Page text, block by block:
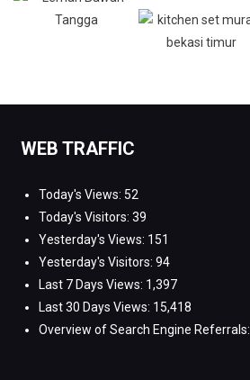
WEB TRAFFIC
Today's Views: 52
Today's Visitors: 39
Yesterday's Views: 151
Yesterday's Visitors: 94
Last 7 Days Views: 1,397
Last 30 Days Views: 15,418
Overview of Search Engine Referrals: